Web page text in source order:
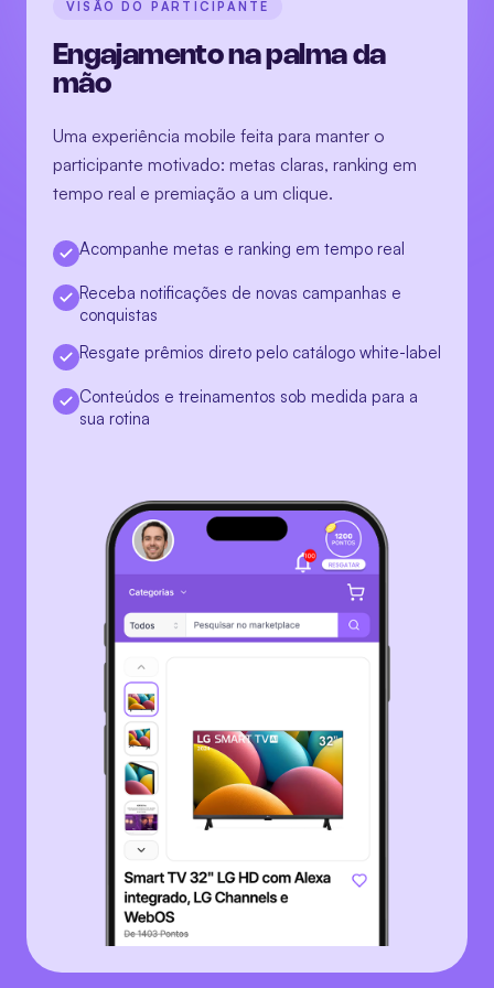
Uma plataforma,
experiências.
VISÃO DO PARTICIPANTE
Uma experiência mobile feita para manter o
participante motivado: metas claras, ranking em
tempo real e premiação a um clique.
Acompanhe metas e ranking em tempo real
Receba notificações de novas campanhas e
conquistas
Resgate prêmios direto pelo catálogo white-label
Conteúdos e treinamentos sob medida para a
sua rotina